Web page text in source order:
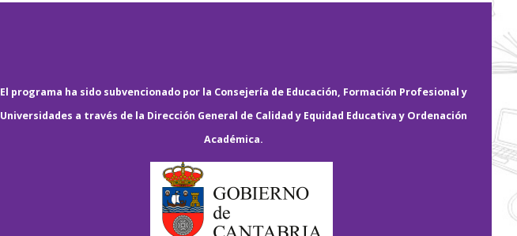
El programa ha sido subvencionado por la Consejería de Educación, Formación Profesional y
Universidades a través de la Dirección General de Calidad y Equidad Educativa y Ordenación
Académica.